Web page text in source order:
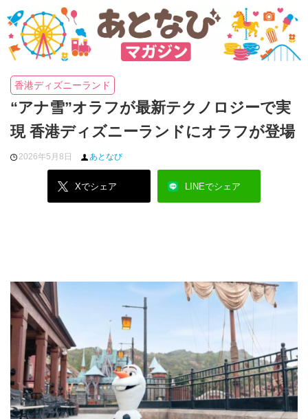
香港ディズニーランド
“アナ雪”オラフが最新テクノロジーで実
現 香港ディズニーランドにオラフが登場
2026年5月8日 あとなび
Xでシェア LINEでシェア